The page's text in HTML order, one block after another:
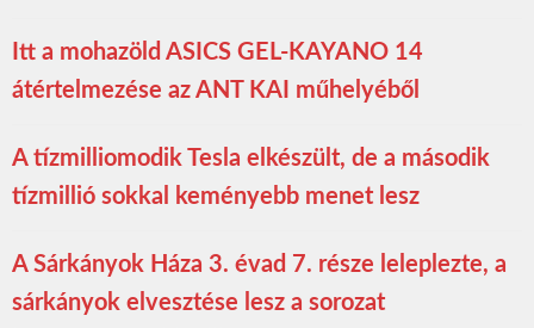
Itt a mohazöld ASICS GEL-KAYANO 14
átértelmezése az ANT KAI műhelyéből
A tízmilliomodik Tesla elkészült, de a második
tízmillió sokkal keményebb menet lesz
A Sárkányok Háza 3. évad 7. része leleplezte, a
sárkányok elvesztése lesz a sorozat